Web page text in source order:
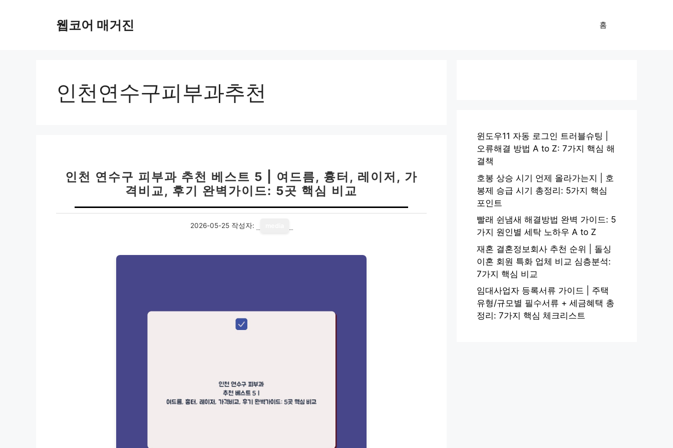
웹코어 매거진 홈
인천연수구피부과추천
인천 연수구 피부과 추천 베스트 5 | 여드름, 흉터, 레이저, 가
격비교, 후기 완벽가이드: 5곳 핵심 비교
2026-05-25 작성자:
윈도우11 자동 로그인 트러블슈팅 |
오류해결 방법 A to Z: 7가지 핵심 해
결책
호봉 상승 시기 언제 올라가는지 | 호
봉제 승급 시기 총정리: 5가지 핵심
포인트
빨래 쉰냄새 해결방법 완벽 가이드: 5
가지 원인별 세탁 노하우 A to Z
재혼 결혼정보회사 추천 순위 | 돌싱
이혼 회원 특화 업체 비교 심층분석:
7가지 핵심 비교
임대사업자 등록서류 가이드 | 주택
유형/규모별 필수서류 + 세금혜택 총
정리: 7가지 핵심 체크리스트